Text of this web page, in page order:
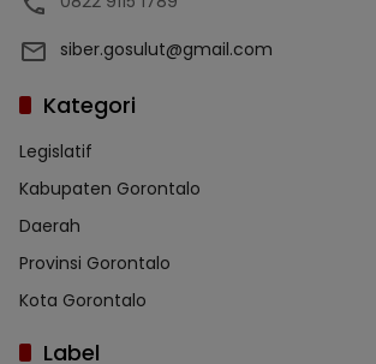
siber.gosulut@gmail.com
Kategori
Legislatif
Kabupaten Gorontalo
Daerah
Provinsi Gorontalo
Kota Gorontalo
Label